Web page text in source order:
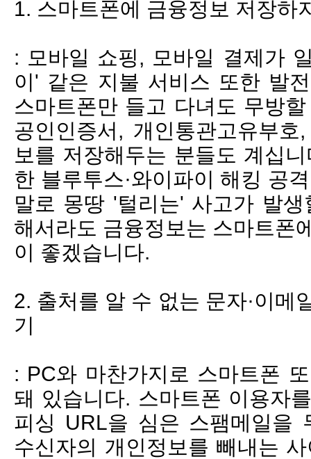
1. 스마트폰에 금융정보 저장하
: 모바일 쇼핑, 모바일 결제가
이' 같은 지불 서비스 또한 발
스마트폰만 들고 다녀도 무방
공인인증서, 개인통관고유부
보를 저장해두는 분들도 계십
한 블루투스·와이파이 해킹 공
말로 몽땅 '털리는' 사고가 발
해서라도 금융정보는 스마트폰
이 좋겠습니다.
2. 출처를 알 수 없는 문자·이메
기
: PC와 마찬가지로 스마트폰
돼 있습니다. 스마트폰 이용자
피싱 URL을 심은 스팸메일을
수신자의 개인정보를 빼내는